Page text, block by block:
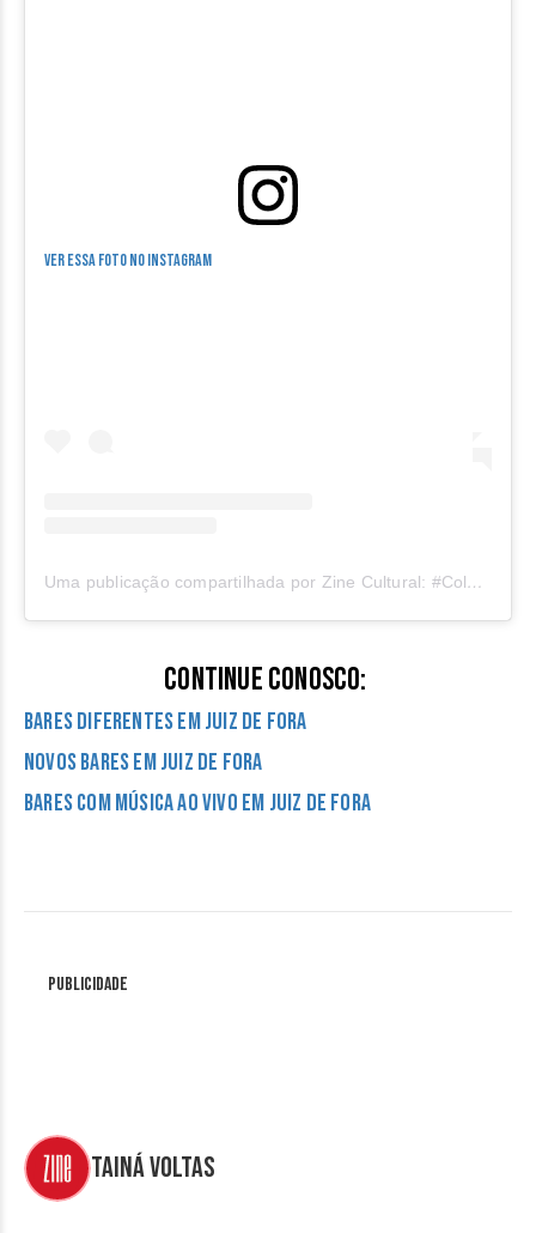
Ver essa foto no Instagram
Uma publicação compartilhada por Zine Cultural: #ColanoZine (@zinecultural)
Continue conosco:
Bares diferentes em Juiz de Fora
Novos bares em Juiz de Fora
Bares com música ao vivo em Juiz de Fora
Publicidade
Tainá Voltas